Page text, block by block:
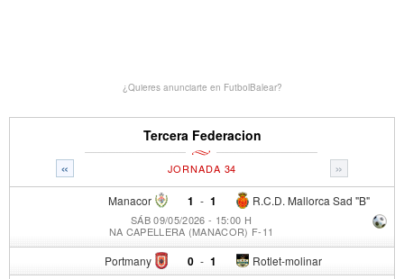
¿Quieres anunciarte en FutbolBalear?
Tercera Federacion
« »
JORNADA 34
Manacor 1 - R.C.D. Mallorca Sad "B"
1
SÁB 09/05/2026 - 15:00 H
NA CAPELLERA (MANACOR) F-11
Portmany 0 - Rotlet-molinar
1